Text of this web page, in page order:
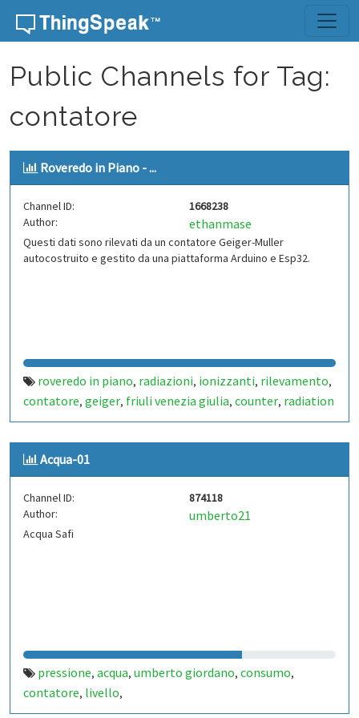
Skip to content
Public Channels for Tag:
contatore
Roveredo in Piano - ...
Channel ID:
1668238
Author:
ethanmase
Questi dati sono rilevati da un contatore Geiger-Muller
autocostruito e gestito da una piattaforma Arduino e Esp32.
roveredo in piano, radiazioni, ionizzanti, rilevamento,
contatore, geiger, friuli venezia giulia, counter, radiation
Acqua-01
Channel ID:
874118
Author:
umberto21
Acqua Safi
pressione, acqua, umberto giordano, consumo,
contatore, livello,